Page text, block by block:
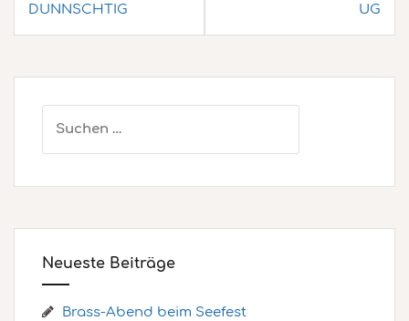
DUNNSCHTIG
UG
nach:
Neueste Beiträge
Brass-Abend beim Seefest